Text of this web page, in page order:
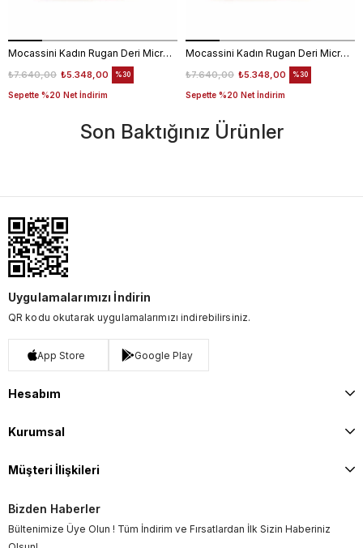
Mocassini Kadın Rugan Deri Microlight Taban Siyah Babet Ayakkabı
₺5.348,00
₺7.640,00
Sepette %20 Net İndirim
%30
Mocassini Kadın Rugan Deri Microlight Taban Bej Parlak Babet Ayakkabı
₺5.348,00
₺7.640,00
Sepette %20 Net İndirim
%30
Son Baktığınız Ürünler
Uygulamalarımızı İndirin
QR kodu okutarak uygulamalarımızı indirebilirsiniz.
App Store Google Play
Hesabım
Kurumsal
Müşteri İlişkileri
Bizden Haberler
Bültenimize Üye Olun ! Tüm İndirim ve Fırsatlardan İlk Sizin Haberiniz